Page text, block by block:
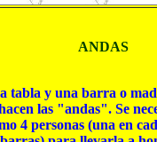
ANDAS
tabla y una barra o
las "andas". Se
4 personas (una en